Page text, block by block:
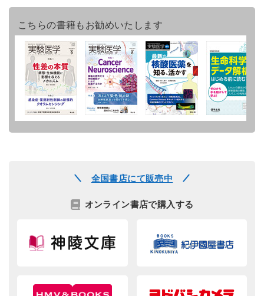
こちらの書籍もお勧めいたします
全国書店にて販売中
オンライン書店で購入する